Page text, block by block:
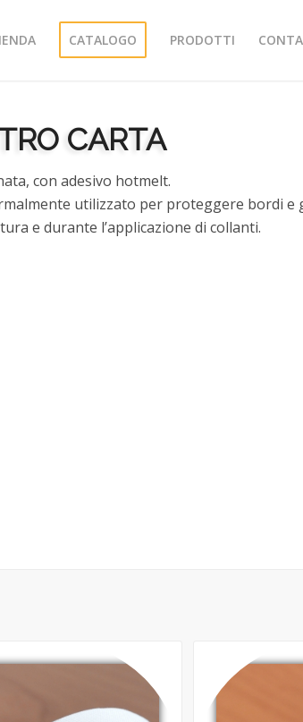
CATALOGO PRODOTTI
CARTA
con adesivo hotmelt.
utilizzato per proteggere bordi e
e durante l’applicazione di collanti.